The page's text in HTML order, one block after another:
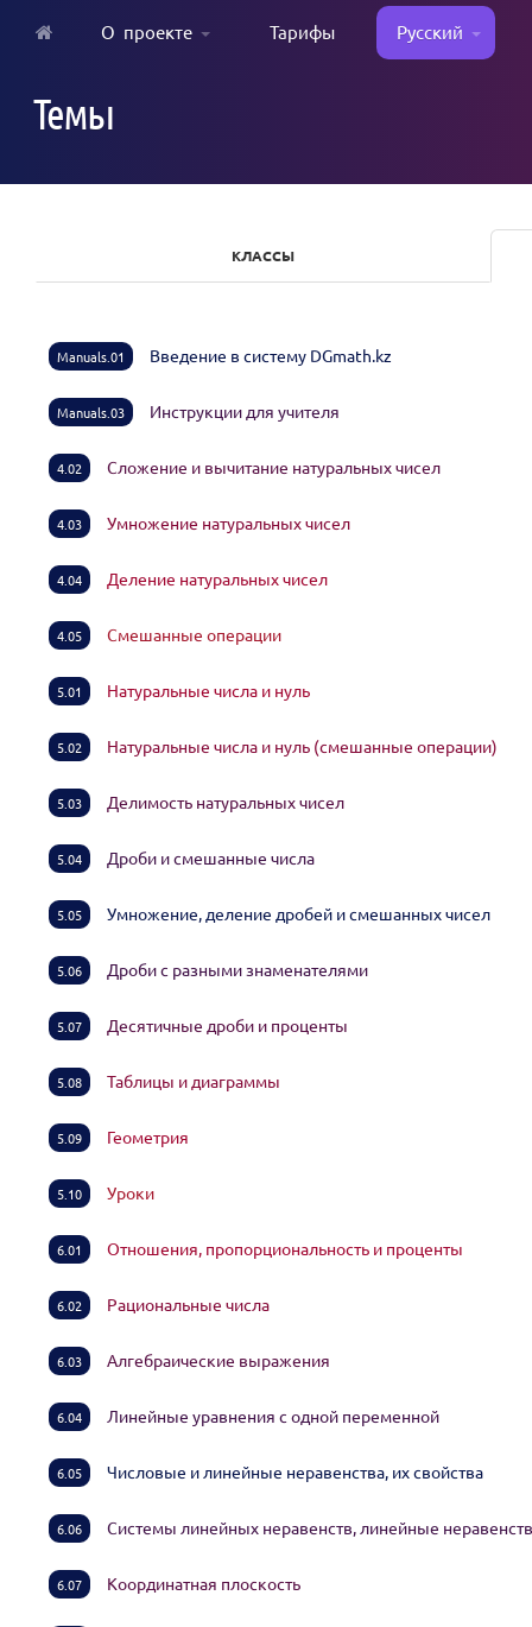
content
О проекте Тарифы Русский
Темы
КЛАССЫ
Manuals.01 Введение в систему DGmath.kz
Manuals.03 Инструкции для учителя
4.02 Сложение и вычитание натуральных чисел
4.03 Умножение натуральных чисел
4.04 Деление натуральных чисел
4.05 Смешанные операции
5.01 Натуральные числа и нуль
5.02 Натуральные числа и нуль (смешанные операции)
5.03 Делимость натуральных чисел
5.04 Дроби и смешанные числа
5.05 Умножение, деление дробей и смешанных чисел
5.06 Дроби с разными знаменателями
5.07 Десятичные дроби и проценты
5.08 Таблицы и диаграммы
5.09 Геометрия
5.10 Уроки
6.01 Отношения, пропорциональность и проценты
6.02 Рациональные числа
6.03 Алгебраические выражения
6.04 Линейные уравнения с одной переменной
6.05 Числовые и линейные неравенства, их свойства
6.06 Системы линейных неравенств, линейные
6.07 Координатная плоскость